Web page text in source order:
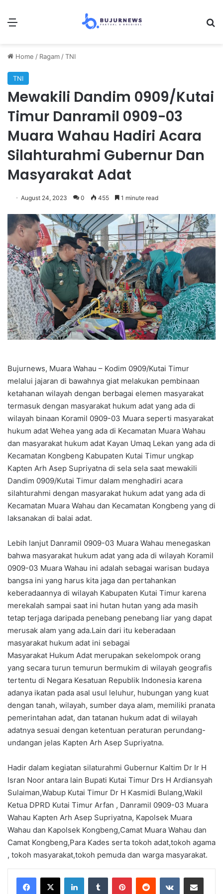
Menu
Home / Ragam /TNI
TNI
Mewakili Dandim 0909/Kutai
Timur Danramil 0909-03
Muara Wahau Hadiri Acara
Silahturahmi Gubernur Dan
Masyarakat Adat
August 24, 2023 0 455 1 minute read
Bujurnews, Muara Wahau – Kodim 0909/Kutai Timur
melalui jajaran di bawahnya giat melakukan pembinaan
ketahanan wilayah dengan berbagai elemen masyarakat
termasuk dengan masyarakat hukum adat yang ada di
wilayah binaan Koramil 0909-03 Muara seperti masyarakat
hukum adat Wehea yang ada di Kecamatan Muara Wahau
dan masyarakat hukum adat Kayan Umaq Lekan yang ada di
Kecamatan Kongbeng Kabupaten Kutai Timur ungkap
Kapten Arh Asep Supriyatna di sela sela saat mewakili
Dandim 0909/Kutai Timur dalam menghadiri acara
silahturahmi dengan masyarakat hukum adat yang ada di
Kecamatan Muara Wahau dan Kecamatan Kongbeng yang di
laksanakan di balai adat.
Lebih lanjut Danramil 0909-03 Muara Wahau menegaskan
bahwa masyarakat hukum adat yang ada di wilayah Koramil
0909-03 Muara Wahau ini adalah sebagai warisan budaya
bangsa ini yang harus kita jaga dan pertahankan
keberadaannya di wilayah Kabupaten Kutai Timur karena
merekalah sampai saat ini hutan hutan yang ada masih
tetap terjaga daripada penebang penebang liar yang dapat
merusak alam yang ada.Lain dari itu keberadaan
masyarakat hukum adat ini sebagai
Masyarakat Hukum Adat merupakan sekelompok orang
yang secara turun temurun bermukim di wilayah geografis
tertentu di Negara Kesatuan Republik Indonesia karena
adanya ikatan pada asal usul leluhur, hubungan yang kuat
dengan tanah, wilayah, sumber daya alam, memiliki pranata
pemerintahan adat, dan tatanan hukum adat di wilayah
adatnya sesuai dengan ketentuan peraturan perundang-
undangan jelas Kapten Arh Asep Supriyatna.
Hadir dalam kegiatan silaturahmi Gubernur Kaltim Dr Ir H
Isran Noor antara lain Bupati Kutai Timur Drs H Ardiansyah
Sulaiman,Wabup Kutai Timur Dr H Kasmidi Bulang,Wakil
Ketua DPRD Kutai Timur Arfan , Danramil 0909-03 Muara
Wahau Kapten Arh Asep Supriyatna, Kapolsek Muara
Wahau dan Kapolsek Kongbeng,Camat Muara Wahau dan
Camat Kongbeng,Para Kades serta tokoh adat,tokoh agama
, tokoh masyarakat,tokoh pemuda dan warga masyarakat.
LinkedInTumblr PinterestReddit VKontakteShare via Email